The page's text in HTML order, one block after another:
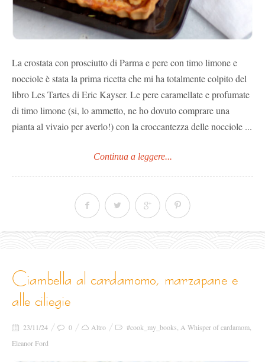
La crostata con prosciutto di Parma e pere con timo limone e
nocciole è stata la prima ricetta che mi ha totalmente colpito del
libro Les Tartes di Eric Kayser. Le pere caramellate e profumate
di timo limone (si, lo ammetto, ne ho dovuto comprare una
pianta al vivaio per averlo!) con la croccantezza delle nocciole ...
Continua a leggere...
ciambella al cardamomo, marzapane e
alle ciliegie
23/11/24 0 Altro #cook_my_books A Whisper of cardamom
Eleanor Ford